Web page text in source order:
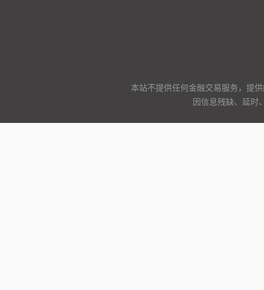
本站不提供任何金融交易服务，提
因信息残缺、延时